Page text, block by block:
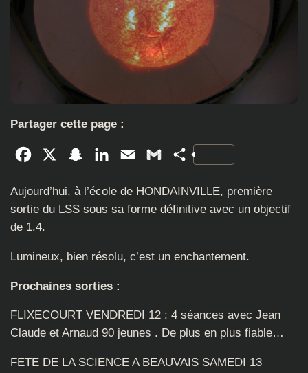
Partager cette page :
Facebook SnapchatLinkedInEmail GmailPartager
Aujourd’hui, à l’école de HONDAINVILLE, première
sortie du LSS sous sa forme définitive avec un objectif
de 1.4.
Lumineux, bien résolu, c’est un enchantement.
Prochaines sorties :
FLIXECOURT VENDREDI 12 : 4 séances avec Jean
Claude et Arnaud 90 jeunes . De plus en plus fiable…
FETE DE LA SCIENCE A BEAUVAIS SAMEDI 13